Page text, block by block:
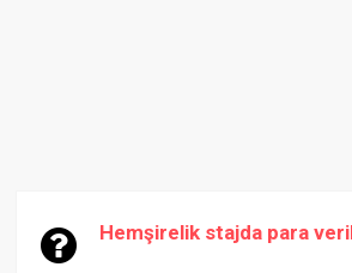
Hemşirelik stajda para